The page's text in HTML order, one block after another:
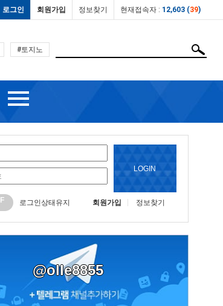
로그인 회원가입 정보찾기 현재접속자 : 12,603 (39)
#토지노
LOGIN
로그인상태유지 회원가입 정보찾기
@olle8855